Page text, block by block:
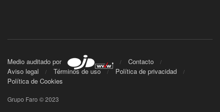
Medio auditado por
Contacto
Aviso legal
Términos de uso
Política de privacidad
Política de Cookies
Grupo Faro © 2023